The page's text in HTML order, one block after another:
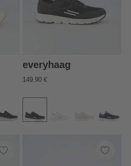
everyhaag
149,90 €